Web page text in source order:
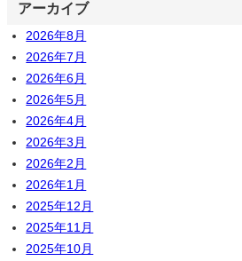
アーカイブ
2026年8月
2026年7月
2026年6月
2026年5月
2026年4月
2026年3月
2026年2月
2026年1月
2025年12月
2025年11月
2025年10月